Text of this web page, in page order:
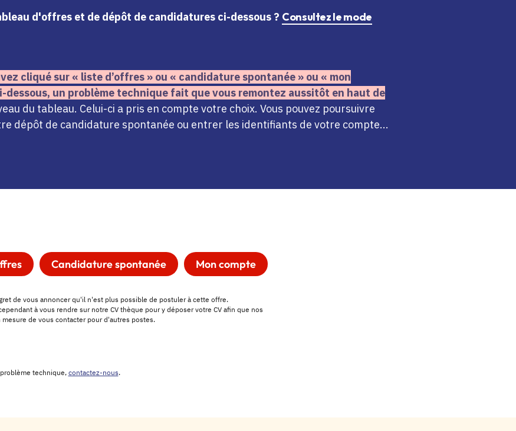
d'offres et de dépôt de candidatures ci-dessous ? Consultez le mode
cliqué sur « liste d’offres » ou « candidature spontanée » ou « mon
dessous, un problème technique fait que vous remontez aussitôt en haut de
du tableau. Celui-ci a pris en compte votre choix. Vous pouvez poursuivre
dépôt de candidature spontanée ou entrer les identifiants de votre compte...